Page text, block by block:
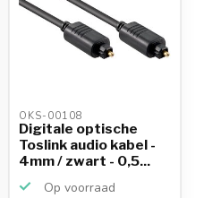
OKS-00108
Digitale optische
Toslink audio kabel -
4mm / zwart - 0,5...
Op voorraad